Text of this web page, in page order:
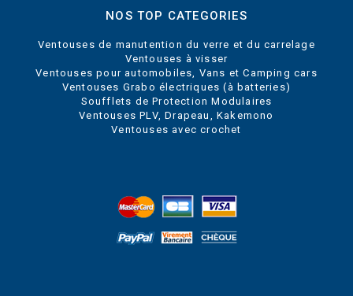
NOS TOP CATEGORIES
Ventouses de manutention du verre et du carrelage
Ventouses à visser
Ventouses pour automobiles, Vans et Camping cars
Ventouses Grabo électriques (à batteries)
Soufflets de Protection Modulaires
Ventouses PLV, Drapeau, Kakemono
Ventouses avec crochet